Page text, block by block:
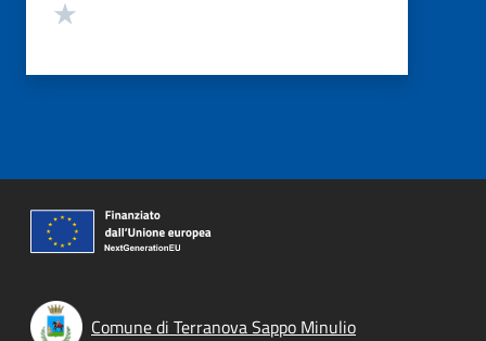
Comune di Terranova Sappo Minulio